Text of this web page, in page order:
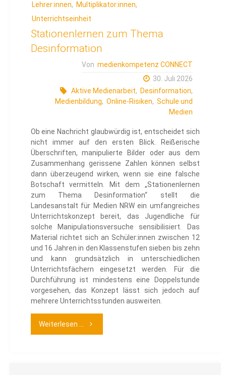
Lehrer:innen, Multiplikator:innen,
Unterrichtseinheit
Stationenlernen zum Thema
Desinformation
Von medienkompetenz CONNECT
30. Juli 2026
Aktive Medienarbeit, Desinformation,
Medienbildung, Online-Risiken, Schule und
Medien
Ob eine Nachricht glaubwürdig ist, entscheidet sich
nicht immer auf den ersten Blick. Reißerische
Überschriften, manipulierte Bilder oder aus dem
Zusammenhang gerissene Zahlen können selbst
dann überzeugend wirken, wenn sie eine falsche
Botschaft vermitteln. Mit dem „Stationenlernen
zum Thema Desinformation“ stellt die
Landesanstalt für Medien NRW ein umfangreiches
Unterrichtskonzept bereit, das Jugendliche für
solche Manipulationsversuche sensibilisiert. Das
Material richtet sich an Schüler:innen zwischen 12
und 16 Jahren in den Klassenstufen sieben bis zehn
und kann grundsätzlich in unterschiedlichen
Unterrichtsfächern eingesetzt werden. Für die
Durchführung ist mindestens eine Doppelstunde
vorgesehen, das Konzept lässt sich jedoch auf
mehrere Unterrichtsstunden ausweiten.
Weiterlesen ... "Stationenlernen